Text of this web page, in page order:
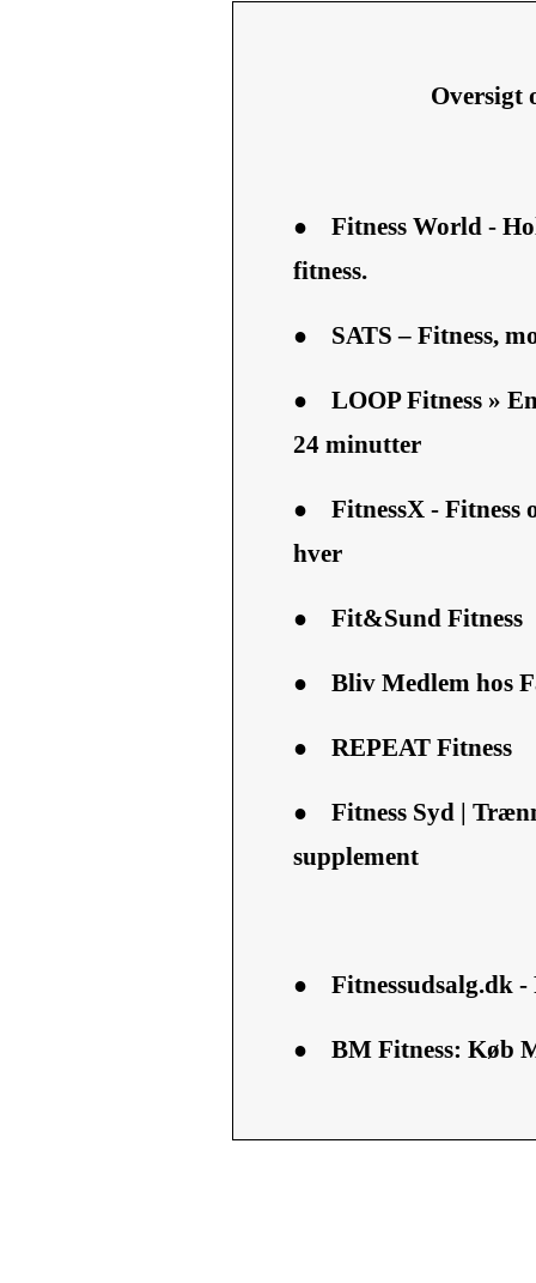
Oversigt
● Fitness World -
fitness.
● SATS – Fitness,
● LOOP Fitness »
24 minutter
● FitnessX -
hver
● Fit&Sund Fitness
● Bliv Medlem hos
● REPEAT Fitness
● Fitness Syd |
supplement
● Fitnessudsalg.dk
● BM Fitness: Køb